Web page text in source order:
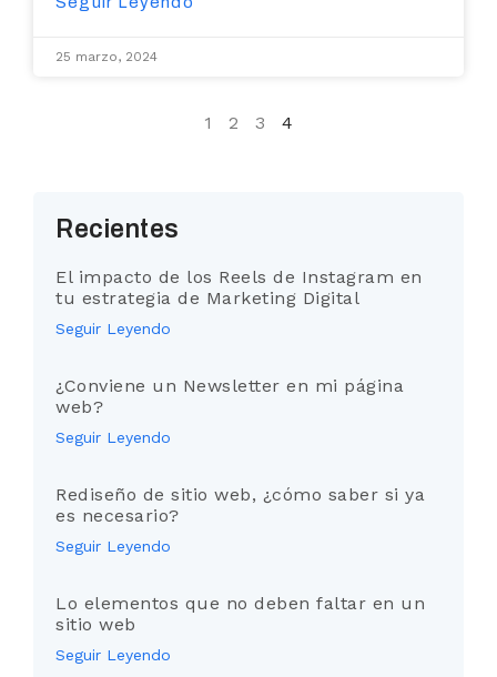
25 marzo, 2024
1 2 3 4
Recientes
El impacto de los Reels de Instagram en
tu estrategia de Marketing Digital
Seguir Leyendo
¿Conviene un Newsletter en mi página
web?
Seguir Leyendo
Rediseño de sitio web, ¿cómo saber si ya
es necesario?
Seguir Leyendo
Lo elementos que no deben faltar en un
sitio web
Seguir Leyendo